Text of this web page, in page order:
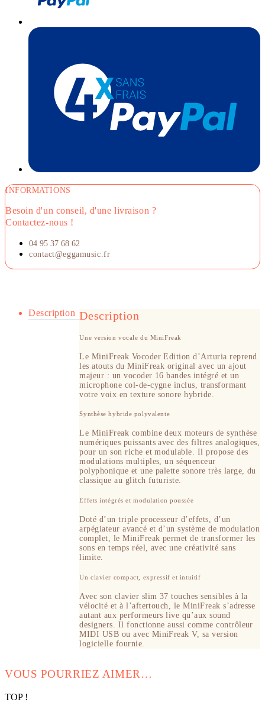
INFORMATIONS
Besoin d'un conseil, d'une livraison ?
Contactez-nous !
04 95 37 68 62
contact@eggamusic.fr
Description Description
Une version vocale du MiniFreak
Le MiniFreak Vocoder Edition d’Arturia reprend
les atouts du MiniFreak original avec un ajout
majeur : un vocoder 16 bandes intégré et un
microphone col-de-cygne inclus, transformant
votre voix en texture sonore hybride.
Synthèse hybride polyvalente
Le MiniFreak combine deux moteurs de synthèse
numériques puissants avec des filtres analogiques,
pour un son riche et modulable. Il propose des
modulations multiples, un séquenceur
polyphonique et une palette sonore très large, du
classique au glitch futuriste.
Effets intégrés et modulation poussée
Doté d’un triple processeur d’effets, d’un
arpégiateur avancé et d’un système de modulation
complet, le MiniFreak permet de transformer les
sons en temps réel, avec une créativité sans
limite.
Un clavier compact, expressif et intuitif
Avec son clavier slim 37 touches sensibles à la
vélocité et à l’aftertouch, le MiniFreak s’adresse
autant aux performeurs live qu’aux sound
designers. Il fonctionne aussi comme contrôleur
MIDI USB ou avec MiniFreak V, sa version
logicielle fournie.
VOUS POURRIEZ AIMER…
TOP !